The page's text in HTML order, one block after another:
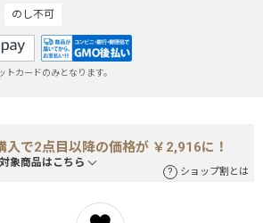
のし不可
カードのみとなります。
入で2点目以降の価格が ￥2,916に！
象商品はこちら
ショップ割とは